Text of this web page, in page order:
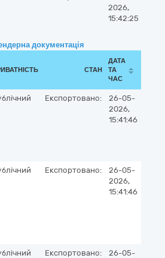
2026,
15:42:25
документація
СТАН
ДАТА
ТА
ЧАС
Експортовано:
26-05-
2026,
15:41:46
Експортовано:
26-05-
2026,
15:41:46
Експортовано:
26-05-